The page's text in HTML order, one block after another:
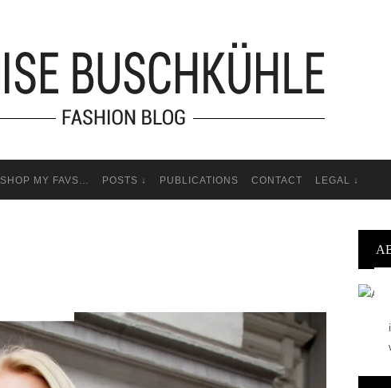
SHOP MY FAVS… POSTS ↓ PUBLICATIONS CONTACT LEGAL ↓